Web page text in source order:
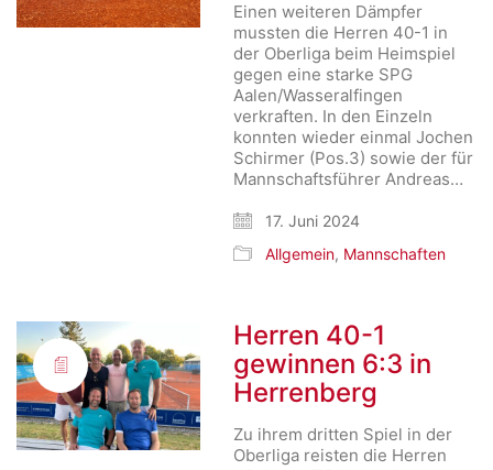
Einen weiteren Dämpfer
mussten die Herren 40-1 in
der Oberliga beim Heimspiel
gegen eine starke SPG
Aalen/Wasseralfingen
verkraften. In den Einzeln
konnten wieder einmal Jochen
Schirmer (Pos.3) sowie der für
Mannschaftsführer Andreas…
17. Juni 2024
Allgemein, Mannschaften
Herren 40-1
gewinnen 6:3 in
Herrenberg
Zu ihrem dritten Spiel in der
Oberliga reisten die Herren